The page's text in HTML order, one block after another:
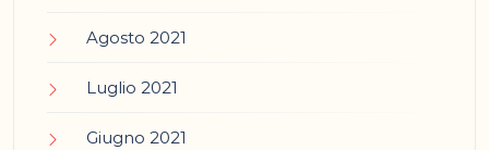
Agosto 2021
Luglio 2021
Giugno 2021